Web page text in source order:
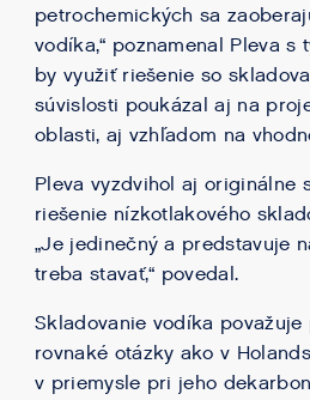
petrochemických sa
vodíka,“ poznamenal Pleva
by využiť riešenie so
súvislosti poukázal aj na
oblasti, aj vzhľadom na
Pleva vyzdvihol aj originálne
riešenie nízkotlakového
„Je jedinečný a predstavuje
treba stavať,“ povedal.
Skladovanie vodíka
rovnaké otázky ako v
v priemysle pri jeho